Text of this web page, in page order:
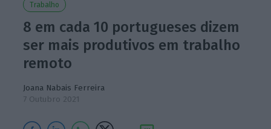
Trabalho
8 em cada 10 portugueses dizem
ser mais produtivos em trabalho
remoto
Joana Nabais Ferreira
7 Outubro 2021